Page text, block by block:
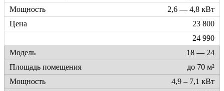
2,6 — 4,8 кВт
23 800
24 990
18 — 24
до 70 м²
4,9 – 7,1 кВт